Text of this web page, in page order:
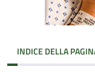
INDICE DELLA